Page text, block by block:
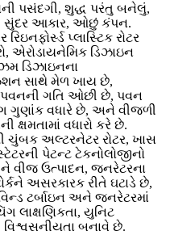
પસંદગી, શુદ્ધ પરંતુ બનેલું,
આકાર, ઓછું કંપન.
પ્લાસ્ટિક રોટર
એરોડાયનેમિક ડિઝાઇન
ડિઝાઇનના
સાથે મેળ ખાય છે,
ગતિ ઓછી છે, પવન
ગુણાંક વધારે છે, અને વીજળી
ક્ષમતામાં વધારો કરે છે.
ચુંબક અલ્ટરનેટર રોટર, ખાસ
પેટન્ટ ટેકનોલોજીનો
વીજ ઉત્પાદન, જનરેટરના
અસરકારક રીતે ઘટાડે છે,
ટર્બાઇન અને જનરેટરમાં
લાક્ષણિકતા, યુનિટ
બનાવે છે.